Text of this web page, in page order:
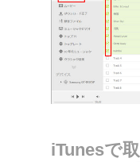
iTunesで